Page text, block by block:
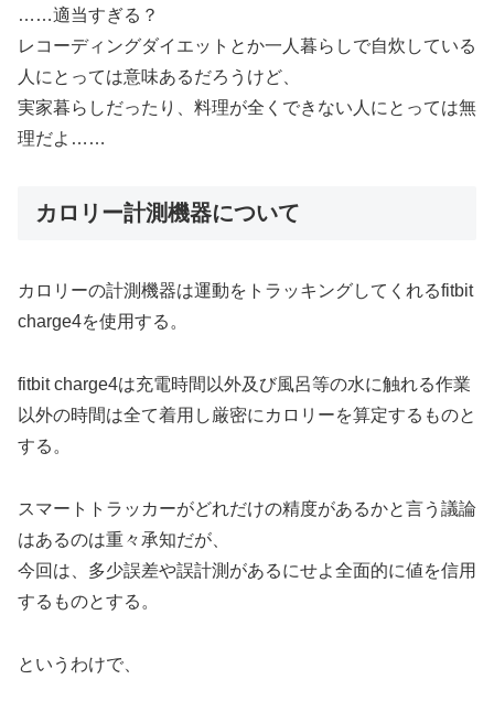
……適当すぎる？
レコーディングダイエットとか一人暮らしで自炊している
人にとっては意味あるだろうけど、
実家暮らしだったり、料理が全くできない人にとっては無
理だよ……
カロリー計測機器について
カロリーの計測機器は運動をトラッキングしてくれるfitbit
charge4を使用する。
fitbit charge4は充電時間以外及び風呂等の水に触れる作業
以外の時間は全て着用し厳密にカロリーを算定するものと
する。
スマートトラッカーがどれだけの精度があるかと言う議論
はあるのは重々承知だが、
今回は、多少誤差や誤計測があるにせよ全面的に値を信用
するものとする。
というわけで、